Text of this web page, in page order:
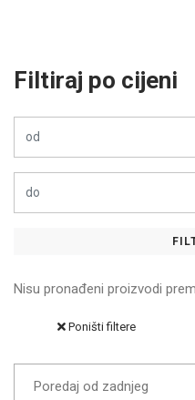
Filtiraj po cijeni
Nisu pronađeni proizvodi
Poništi filtere